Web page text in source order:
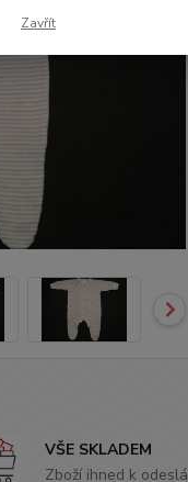
VŠE SKLADEM
Zboží ihned k
Zavřít